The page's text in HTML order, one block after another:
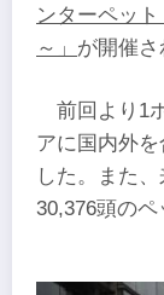
ンターペッ
～」 が開催さ
前回より1
アに国内外
した。また
30,376頭のペ